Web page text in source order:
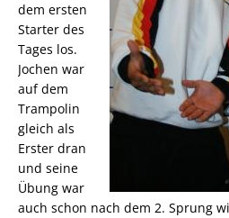
dem ersten
Starter des
Tages los.
Jochen war
auf dem
Trampolin
gleich als
Erster dran
und seine
Übung war
auch schon nach dem 2. Sprung